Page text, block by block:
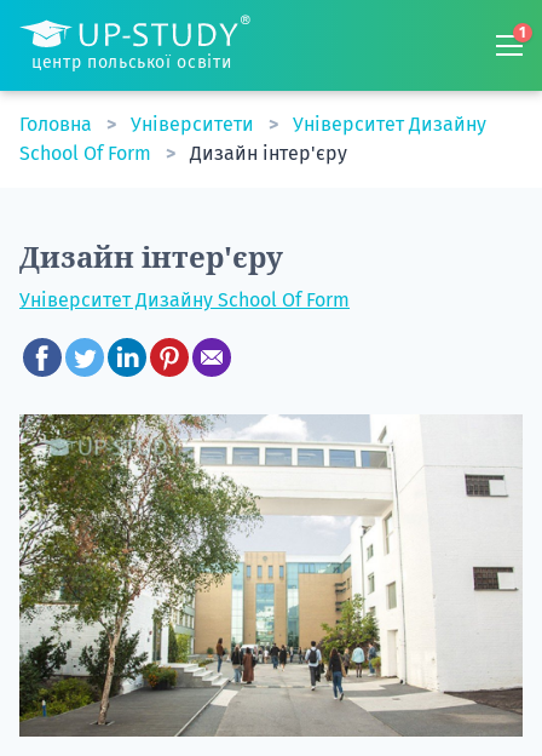
центр польської освіти
1
Головна Університети
Університет Дизайну
School Of Form
Дизайн інтер'єру
Дизайн інтер'єру
Університет Дизайну School Of Form